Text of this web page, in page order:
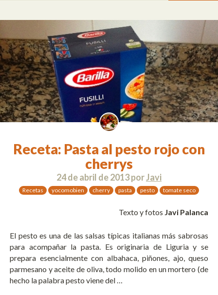
Receta: Pasta al pesto rojo con
cherrys
24 de abril de 2013porJavi
Recetas yocomobien cherry pasta pesto tomate seco
Texto y fotos Javi Palanca
El pesto es una de las salsas típicas italianas más sabrosas
para acompañar la pasta. Es originaria de Liguria y se
prepara esencialmente con albahaca, piñones, ajo, queso
parmesano y aceite de oliva, todo molido en un mortero (de
hecho la palabra pesto viene del …